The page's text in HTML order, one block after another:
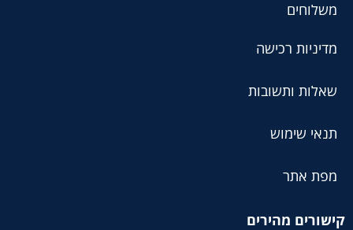
משלוחים
מדיניות רכישה
שאלות ותשובות
תנאי שימוש
מפת אתר
קישורים מהירים